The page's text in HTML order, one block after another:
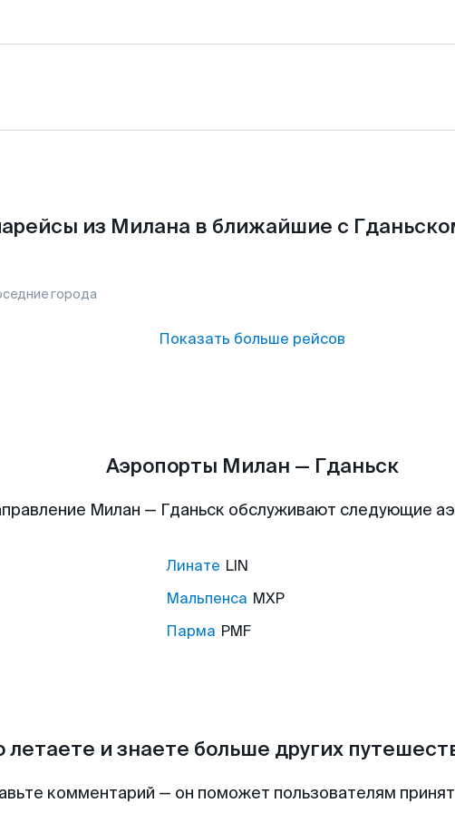
из Милана в ближайшие с
города
Показать больше рейсов
Аэропорты Милан — Гданьск
Милан — Гданьск обслуживают следующие
Линате LIN
Мальпенса MXP
Парма PMF
летаете и знаете больше других
комментарий — он поможет пользователям